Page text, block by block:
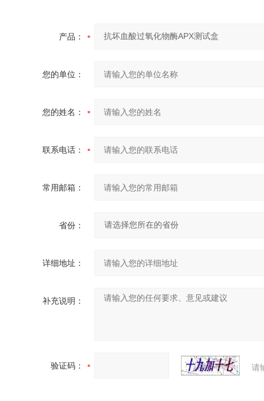
产品：
您的单位：
您的姓名：
联系电话：
常用邮箱：
省份：
详细地址：
补充说明：
验证码： 请